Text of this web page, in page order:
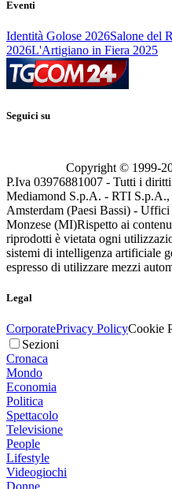
Eventi
Identità Golose 2026Salone del
2026L'Artigiano in Fiera 2025
Seguici su
Copyright © 1999-
P.Iva 03976881007 - Tutti i
Mediamond S.p.A. - RTI S.p.A.,
Amsterdam (Paesi Bassi) -
Monzese (MI)Rispetto ai
riprodotti è vietata ogni
sistemi di intelligenza artificiale
espresso di utilizzare mezzi
Legal
CorporatePrivacy PolicyCookie
Sezioni
Cronaca
Mondo
Economia
Politica
Spettacolo
Televisione
People
Lifestyle
Videogiochi